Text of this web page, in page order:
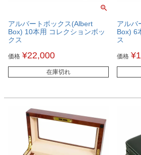
アルバートボックス(Albert
Box) 10本用 コレクションボッ
クス
価格 ¥22,000
在庫切れ
アルバ
Box) 6
ス
価格 ¥